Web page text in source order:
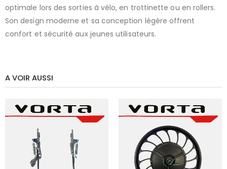
optimale lors des sorties à vélo, en trottinette ou en rollers.
Son design moderne et sa conception légère offrent
confort et sécurité aux jeunes utilisateurs.
A VOIR AUSSI